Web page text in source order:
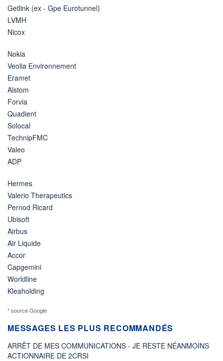
Getlink (ex - Gpe Eurotunnel)
LVMH
Nicox
Nokia
Veolia Environnement
Eramet
Alstom
Forvia
Quadient
Solocal
TechnipFMC
Valeo
ADP
Hermes
Valerio Therapeutics
Pernod Ricard
Ubisoft
Airbus
Air Liquide
Accor
Capgemini
Worldline
Kleaholding
* source Google
MESSAGES LES PLUS RECOMMANDÉS
ARRÊT DE MES COMMUNICATIONS - JE RESTE NÉANMOINS
ACTIONNAIRE DE 2CRSI